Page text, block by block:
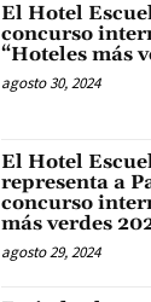
El Hotel
concurso
“Hoteles más
agosto 30, 2024
El Hotel
representa a
concurso
más verdes
agosto 29, 2024